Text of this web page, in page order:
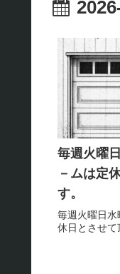
毎週火曜
－ムは定
す。
毎週火曜日水
休日とさせて